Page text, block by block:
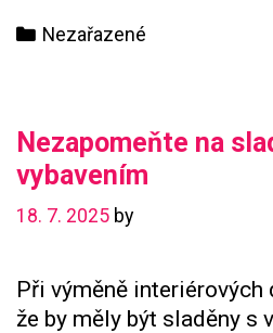
Categories
Nezařazené
Nezapomeňte na
vybavením
18. 7. 2025 by
Při výměně interiérových
že by měly být sladěny s